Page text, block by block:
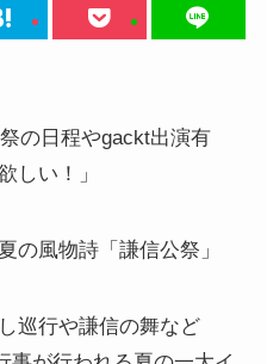
の日程やgackt出演有
しい！」
の風物詩「謙信公祭」
巡行や謙信の舞など